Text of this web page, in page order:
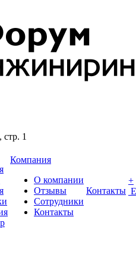
1
Компания
О компании
Отзывы
Сотрудники
Контакты
Контакты
+